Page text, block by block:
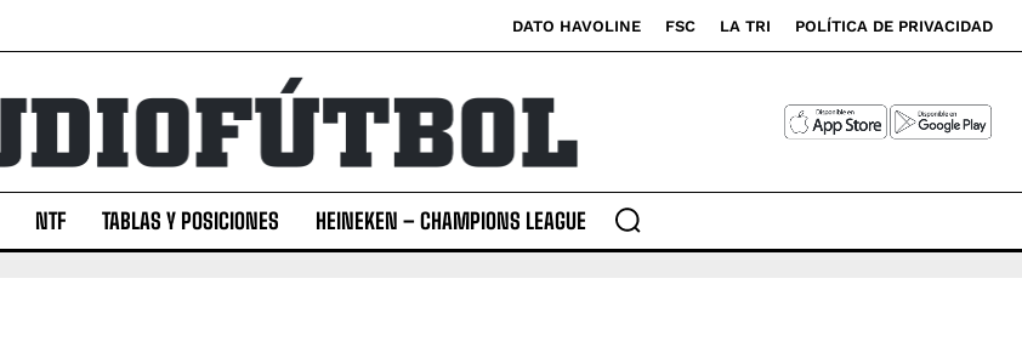
DATO HAVOLINE FSC LA TRI POLÍTICA DE PRIVACIDAD
NTF TABLAS Y POSICIONES HEINEKEN – CHAMPIONS LEAGUE